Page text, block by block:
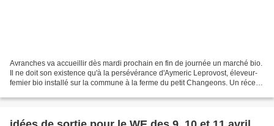
Avranches va accueillir dès mardi prochain en fin de journée un marché bio.
Il ne doit son existence qu'à la persévérance d'Aymeric Leprovost, éleveur-
femier bio installé sur la commune à la ferme du petit Changeons. Un récent